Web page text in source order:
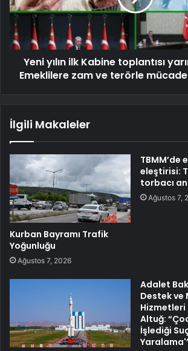
Yeni yılın ilk Kabine toplantısı
Emeklilere zam ve terörle
İlgili Makaleler
Kurban Bayramı Trafik
Yoğunluğu
Ağustos 7, 2026
TBMM’de
eleştirisi:
torbacı
Ağustos 7,
Adalet
Destek ve
Hizmetleri
Altuğ:
İşlediği